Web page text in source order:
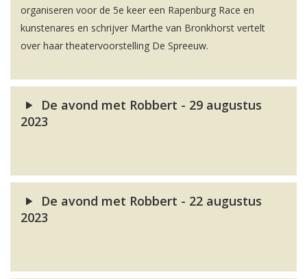
organiseren voor de 5e keer een Rapenburg Race en
kunstenares en schrijver Marthe van Bronkhorst vertelt
over haar theatervoorstelling De Spreeuw.
De avond met Robbert - 29 augustus
2023
De avond met Robbert - 22 augustus
2023